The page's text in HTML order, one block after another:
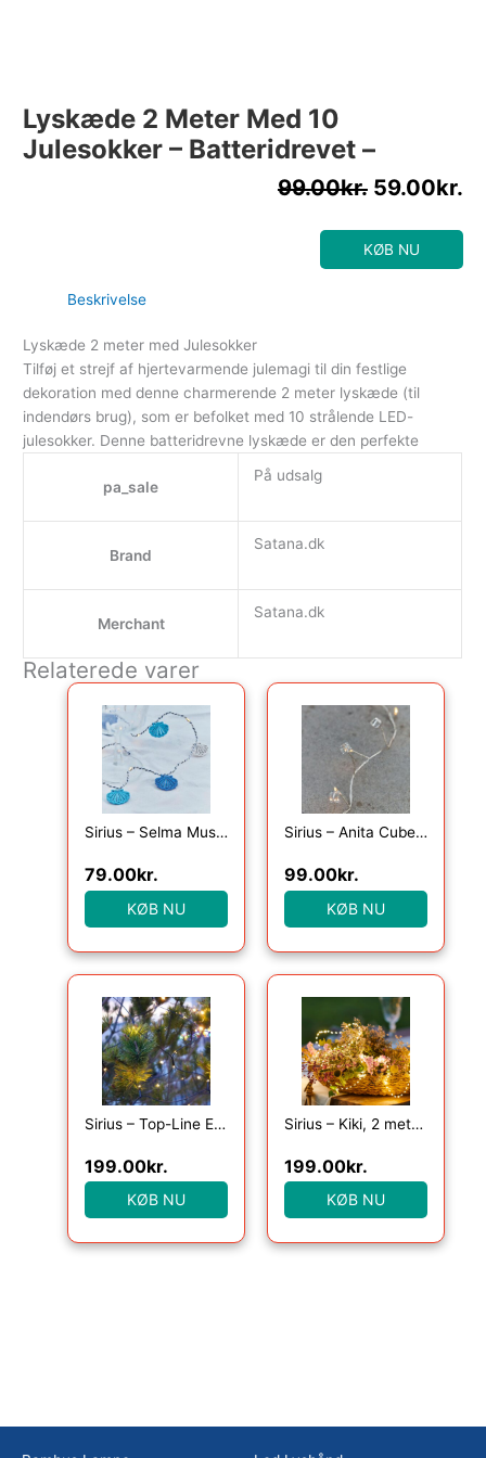
Lyskæde 2 Meter Med 10
Julesokker – Batteridrevet –
99.00kr. 59.00kr.
KØB NU
Beskrivelse
Lyskæde 2 meter med Julesokker
Tilføj et strejf af hjertevarmende julemagi til din festlige
dekoration med denne charmerende 2 meter lyskæde (til
indendørs brug), som er befolket med 10 strålende LED-
julesokker. Denne batteridrevne lyskæde er den perfekte
pa_sale
På udsalg
Brand
Satana.dk
Merchant
Satana.dk
Relaterede varer
Sirius – Selma Musling, 20LED lyskæde, Blå, 2m+30cm
79.00kr.
KØB NU
Sirius – Anita Cube, 20LED, Klar, 1,05+25cm
99.00kr.
KØB NU
Sirius – Top-Line Energy Net Supplementsæt 100L
199.00kr.
KØB NU
Sirius – Kiki, 2 meter lyskæde med 155 klare lys, Grøn
199.00kr.
KØB NU